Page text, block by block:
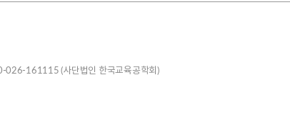
161115 (사단법인 한국교육공학회)